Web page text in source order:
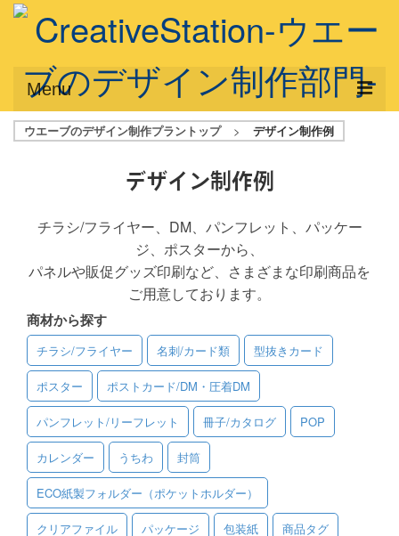
Menu
サービス概要
デザインプラン
フルデザイン
データ修正
写真からイラスト作成
デザイン制作例
ご利用料金
ご利用ガイド
ご利用の流れ
ご注文方法について
ウエーブのデザイン制作プラントップ > デザイン制作例
デザイン制作例
チラシ/フライヤー、DM、パンフレット、パッケー
ジ、ポスターから、
パネルや販促グッズ印刷など、さまざまな印刷商品を
ご用意しております。
商材から探す
チラシ/フライヤー 名刺/カード類 型抜きカード
ポスター ポストカード/DM・圧着DM
パンフレット/リーフレット 冊子/カタログ POP
カレンダー うちわ 封筒
ECO紙製フォルダー（ポケットホルダー）
クリアファイル パッケージ 包装紙 商品タグ